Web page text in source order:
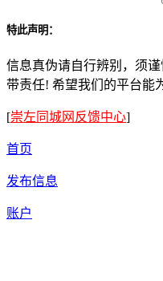
特此声明：
信息真伪请自行辨别，须
带责任! 希望我们的平台能
[崇左同城网反馈中心]
首页
发布信息
账户